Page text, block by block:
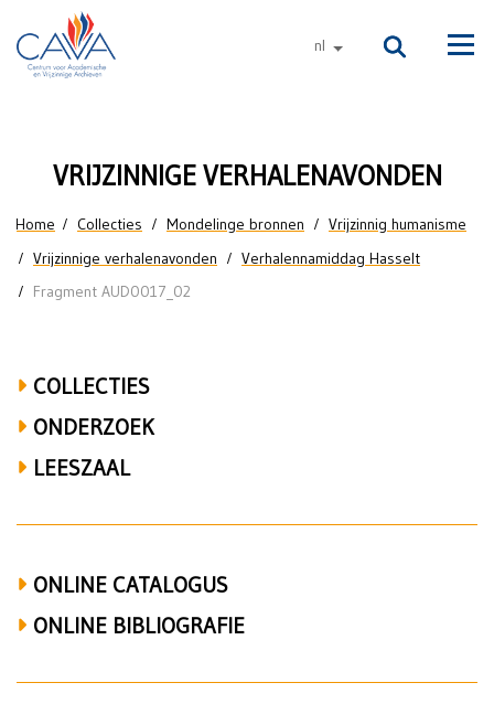
Naar de inhoud
nl andere talen
Henri
Vrancken
over
filmzalen
Hasselt
VRIJZINNIGE VERHALENAVONDEN
U bent hier
Home Collecties Mondelinge bronnen
Vrijzinnig humanisme
Vrijzinnige verhalenavonden
Verhalennamiddag Hasselt
Fragment AUD0017_02
COLLECTIES
ONDERZOEK
LEESZAAL
ONLINE CATALOGUS
ONLINE BIBLIOGRAFIE